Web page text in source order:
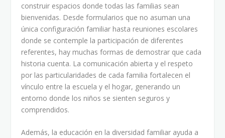
construir espacios donde todas las familias sean
bienvenidas. Desde formularios que no asuman una
única configuración familiar hasta reuniones escolares
donde se contemple la participación de diferentes
referentes, hay muchas formas de demostrar que cada
historia cuenta. La comunicación abierta y el respeto
por las particularidades de cada familia fortalecen el
vínculo entre la escuela y el hogar, generando un
entorno donde los niños se sienten seguros y
comprendidos.
Además, la educación en la diversidad familiar ayuda a